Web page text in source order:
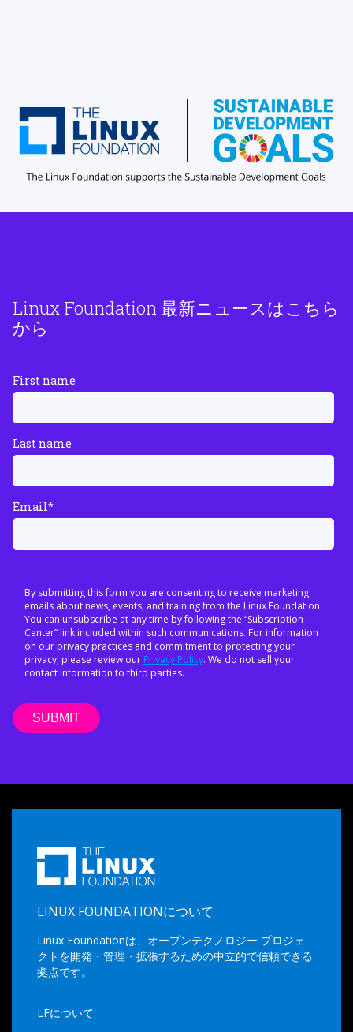
Linux Foundation 最新ニュースはこちら
から
First name
Last name
Email*
By submitting this form you are consenting to receive marketing
emails about news, events, and training from the Linux Foundation.
You can unsubscribe at any time by following the “Subscription
Center” link included within such communications. For information
on our privacy practices and commitment to protecting your
privacy, please review our Privacy Policy. We do not sell your
contact information to third parties.
LINUX FOUNDATIONについて
Linux Foundationは、オープンテクノロジー プロジェ
クトを開発・管理・拡張するための中立的で信頼できる
拠点です。
LFについて